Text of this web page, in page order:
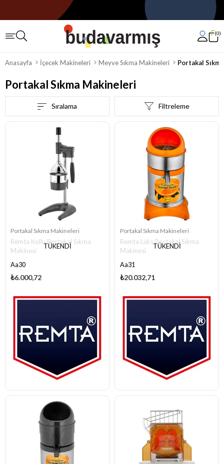
0
Anasayfa İçecek Makineleri Meyve Sıkma Makineleri Portakal
Portakal Sıkma Makineleri
Filtreleme
Sıralama
TÜKENDI
Portakal Sıkma Makineleri
Remta Kollu Portakal Sıkma
Makinesi
Aa30
₺6.000,72
TÜKENDI
Portakal Sıkma Makineleri
Remta Lüks Portakal Sıkma
Makinesi
Aa31
₺20.032,71